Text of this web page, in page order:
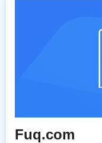
Fuq.com